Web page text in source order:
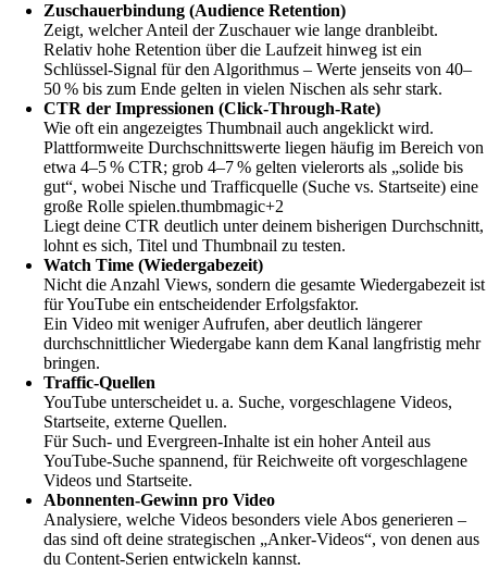
Zuschauerbindung (Audience Retention)
Zeigt, welcher Anteil der Zuschauer wie lange dranbleibt.
Relativ hohe Retention über die Laufzeit hinweg ist ein
Schlüssel-Signal für den Algorithmus – Werte jenseits von 40–
50 % bis zum Ende gelten in vielen Nischen als sehr stark.
CTR der Impressionen (Click-Through-Rate)
Wie oft ein angezeigtes Thumbnail auch angeklickt wird.
Plattformweite Durchschnittswerte liegen häufig im Bereich von
etwa 4–5 % CTR; grob 4–7 % gelten vielerorts als „solide bis
gut“, wobei Nische und Trafficquelle (Suche vs. Startseite) eine
große Rolle spielen.thumbmagic+2
Liegt deine CTR deutlich unter deinem bisherigen Durchschnitt,
lohnt es sich, Titel und Thumbnail zu testen.
Watch Time (Wiedergabezeit)
Nicht die Anzahl Views, sondern die gesamte Wiedergabezeit ist
für YouTube ein entscheidender Erfolgsfaktor.
Ein Video mit weniger Aufrufen, aber deutlich längerer
durchschnittlicher Wiedergabe kann dem Kanal langfristig mehr
bringen.
Traffic-Quellen
YouTube unterscheidet u. a. Suche, vorgeschlagene Videos,
Startseite, externe Quellen.
Für Such- und Evergreen-Inhalte ist ein hoher Anteil aus
YouTube-Suche spannend, für Reichweite oft vorgeschlagene
Videos und Startseite.
Abonnenten-Gewinn pro Video
Analysiere, welche Videos besonders viele Abos generieren –
das sind oft deine strategischen „Anker-Videos“, von denen aus
du Content-Serien entwickeln kannst.